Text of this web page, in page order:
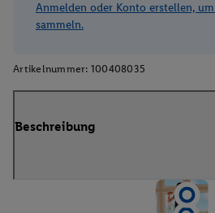
Anmelden oder Konto erstellen,
sammeln.
Artikelnummer: 100408035
Beschreibung